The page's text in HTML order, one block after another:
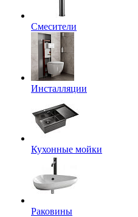
Смесители
Инсталляции
Кухонные мойки
Раковины